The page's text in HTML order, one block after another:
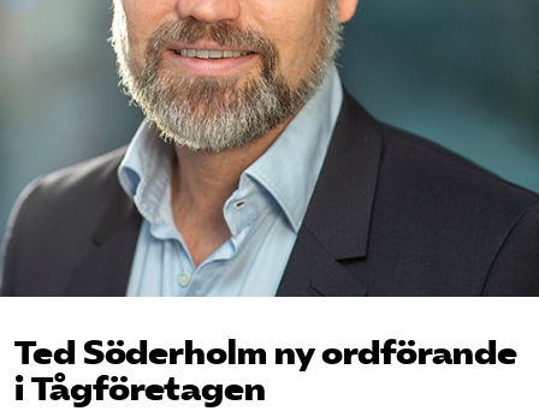
Kontakt
Mina sidor (almega.se)
Bli medlem
Logga in på Arbetsgivarguiden
Sök på tagforetagen.se
Ted Söderholm ny ordförande
i Tåg­företagen